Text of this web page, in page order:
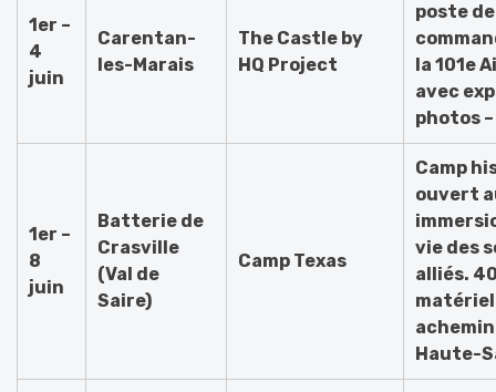
1er –
4
juin
Carentan-
les-Marais
The Castle by
HQ Project
poste de
la 101e
avec
photos –
1er –
8
juin
Batterie de
Crasville
(Val de
Saire)
Camp Texas
Camp
ouvert
vie des
alliés.
matériel
Haute-